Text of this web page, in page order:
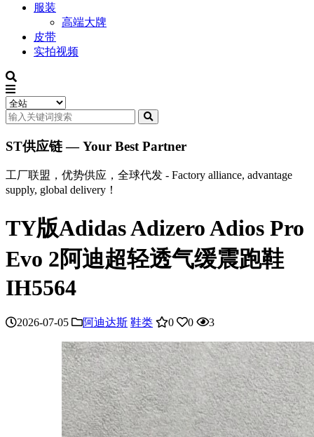
服装
高端大牌
皮带
实拍视频
ST供应链 — Your Best Partner
工厂联盟，优势供应，全球代发 - Factory alliance, advantage
supply, global delivery！
TY版Adidas Adizero Adios Pro
Evo 2阿迪超轻透气缓震跑鞋
IH5564
2026-07-05 阿迪达斯 鞋类 0 0 3